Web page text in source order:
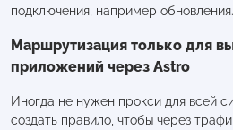
подключения, например
Маршрутизация только для
приложений через Astro
Иногда не нужен прокси для всей
создать правило, чтобы через